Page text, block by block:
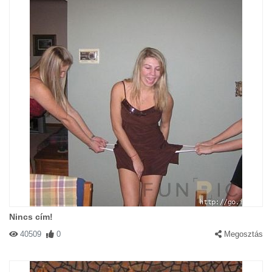
Nincs cím!
40509 0 Megosztás